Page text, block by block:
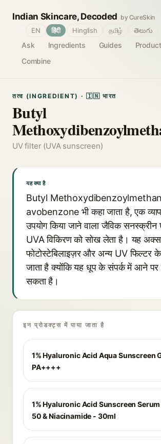
Indian Skincare, Decoded by CureSkin
Ask Ingredients Guides
Combine
EN हिंदी Hinglish தமிழ் తెలుగు
तत्व (INGREDIENT) · 🇮🇳 भारत
Butyl
UV filter (UVA sunscreen)
यह क्या है
Butyl
avobenzone भी कहा जाता है, एक
उपयोग किया जाने वाला जैविक
UVA विकिरण को सोख लेता है। यह
फोटोस्टेबिलाइज़र और अन्य UV फिल्टर के
जाता है क्योंकि यह धूप के संपर्क में आने पर
सकता है।
इन प्रोडक्ट्स में पाया जाता है
1% Hyaluronic Acid Aqua Sunscreen
PA++++
1% Hyaluronic Acid Sunscreen
50 & Niacinamide - 30ml